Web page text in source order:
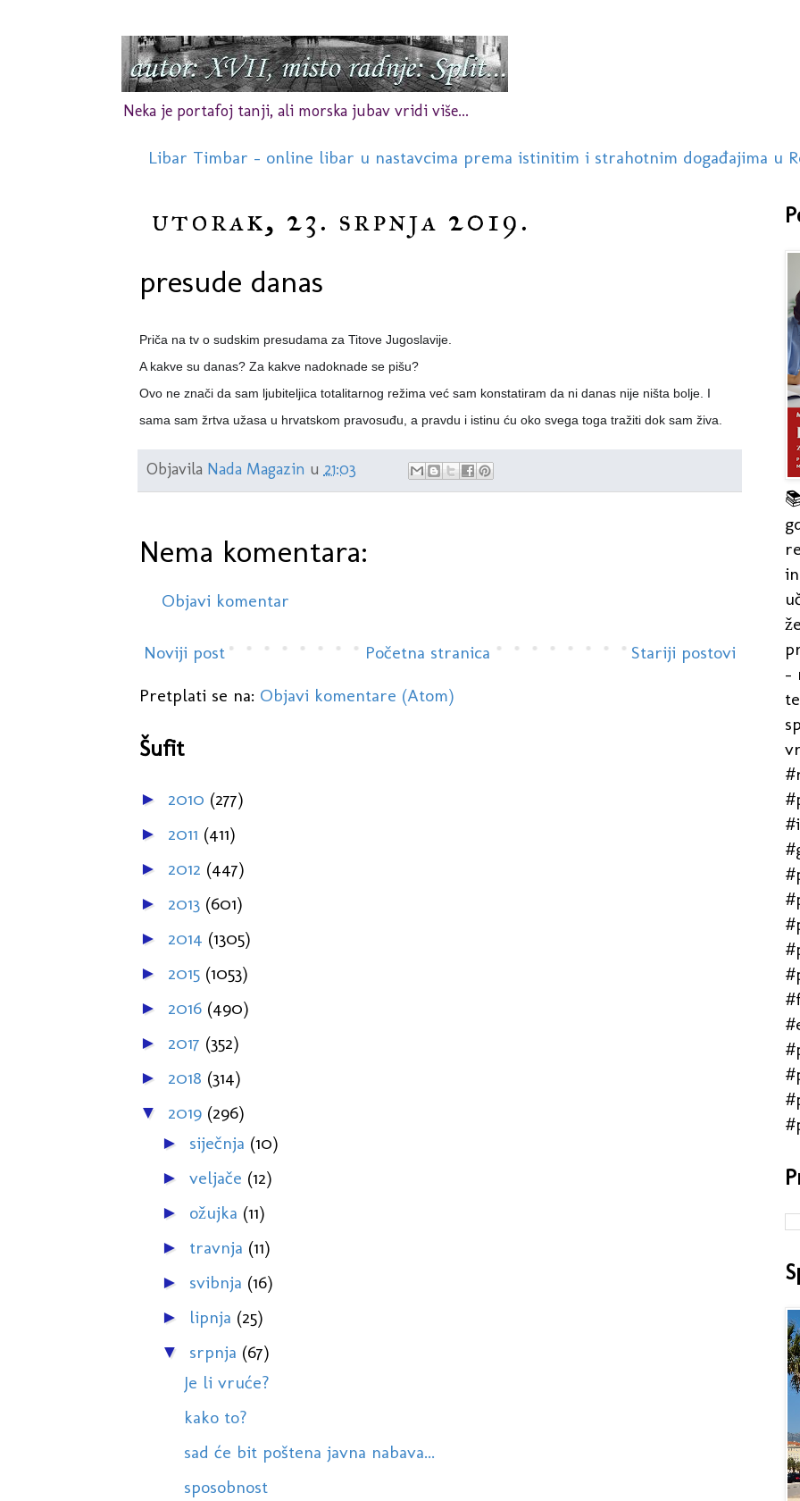
Neka je portafoj tanji, ali morska jubav vridi više...
Libar Timbar - online libar u nastavcima prema istinitim i strahotnim događajima u
utorak, 23. srpnja 2019.
presude danas
Priča na tv o sudskim presudama za Titove Jugoslavije.
A kakve su danas? Za kakve nadoknade se pišu?
Ovo ne znači da sam ljubiteljica totalitarnog režima već sam konstatiram da ni danas nije ništa bolje. I
sama sam žrtva užasa u hrvatskom pravosuđu, a pravdu i istinu ću oko svega toga tražiti dok sam živa.
Objavila Nada Magazin u 21:03
Nema komentara:
Objavi komentar
Noviji post Stariji postovi
Početna stranica
Pretplati se na: Objavi komentare (Atom)
Šufit
► 2010 (277)
► 2011 (411)
► 2012 (447)
► 2013 (601)
► 2014 (1305)
► 2015 (1053)
► 2016 (490)
► 2017 (352)
► 2018 (314)
▼ 2019 (296)
► siječnja (10)
► veljače (12)
► ožujka (11)
► travnja (11)
► svibnja (16)
► lipnja (25)
▼ srpnja (67)
Je li vruće?
kako to?
sad će bit poštena javna nabava...
sposobnost
-